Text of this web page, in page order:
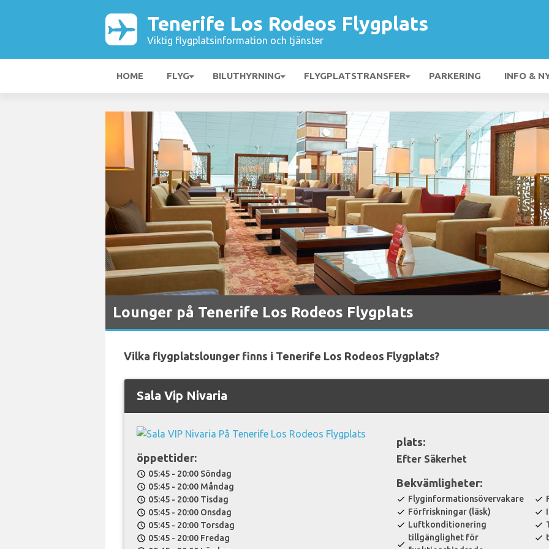
Tenerife Los Rodeos Flygplats
Viktig flygplatsinformation och tjänster
HOME FLYG BILUTHYRNING FLYGPLATSTRANSFER PARKERING INFO &
Lounger på Tenerife Los Rodeos Flygplats
Vilka flygplatslounger finns i Tenerife Los Rodeos Flygplats?
Sala Vip Nivaria
öppettider:
schedule 05:45 - 20:00 Söndag
schedule 05:45 - 20:00 Måndag
schedule 05:45 - 20:00 Tisdag
schedule 05:45 - 20:00 Onsdag
schedule 05:45 - 20:00 Torsdag
schedule 05:45 - 20:00 Fredag
plats:
Efter Säkerhet
Bekvämligheter:
check Flyginformationsövervakare check
check Förfriskningar (läsk) check
check Luftkonditionering check
check
tillgänglighet för
check